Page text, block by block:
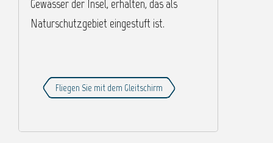
Gewässer der Insel, erhalten, das als
Naturschutzgebiet eingestuft ist.
Fliegen Sie mit dem Gleitschirm